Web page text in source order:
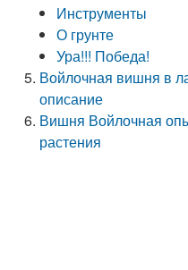
Инструменты
О грунте
Ура!!! Победа!
Войлочная вишня в
описание
Вишня Войлочная
растения